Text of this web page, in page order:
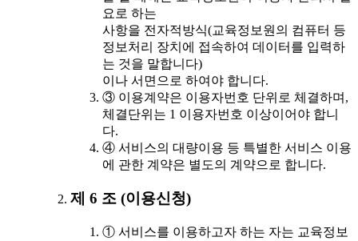
요로 하는
사항을 전자적방식(교육정보원의 컴퓨터 등
정보처리 장치에 접속하여 데이터를 입력하
는 것을 말합니다)
이나 서면으로 하여야 합니다.
③ 이용계약은 이용자번호 단위로 체결하며,
체결단위는 1 이용자번호 이상이어야 합니
다.
④ 서비스의 대량이용 등 특별한 서비스 이용
에 관한 계약은 별도의 계약으로 합니다.
제 6 조 (이용신청)
① 서비스를 이용하고자 하는 자는 교육정보